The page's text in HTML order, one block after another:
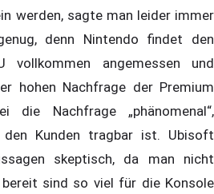
werden, sagte man leider immer
denn Nintendo findet den
angemessen und
hohen Nachfrage der Premium
Nachfrage „phänomenal“,
Kunden tragbar ist. Ubisoft
skeptisch, da man nicht
sind so viel für die Konsole